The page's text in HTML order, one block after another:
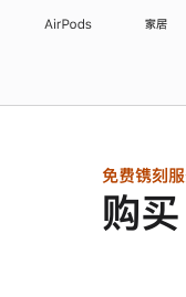
AirPods 家居
免费镌刻
购